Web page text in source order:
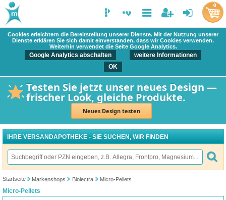
Cookies erleichtern die Bereitstellung unserer Dienste. Mit der Nutzung unserer
Dienste erklären Sie sich damit einverstanden, dass wir Cookies verwenden.
Weiterhin verwendet die Seite Google Analytics.
Google Analytics abschalten
weitere Informationen
OK
Testen Sie jetzt unser neues Design —
frischer Look, gleiche Produkte.
Neues Design testen
0
IHRE VERSANDAPOTHEKE - SIE SUCHEN, WIR FINDEN
Startseite Markenshops Biolectra Micro-Pellets
Micro-Pellets